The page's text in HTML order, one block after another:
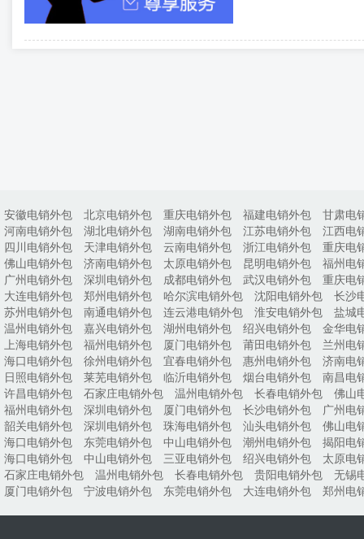
安徽电销外包 北京电销外包 重庆电销外包 福建电销外包
甘肃电
河南电销外包
湖北电销外包 湖南电销外包 江苏电销外包
江西电
四川电销外包
天津电销外包 云南电销外包 浙江电销外包
重庆电
佛山电销外包
济南电销外包 太原电销外包 昆明电销外包
福州电
广州电销外包
深圳电销外包 成都电销外包 武汉电销外包
重庆电
大连电销外包
郑州电销外包 哈尔滨电销外包 沈阳电销外包
长沙
苏州电销外包
南通电销外包 连云港电销外包 淮安电销外包
盐城
温州电销外包
嘉兴电销外包 湖州电销外包 绍兴电销外包
金华电
上海电销外包
福州电销外包 厦门电销外包 莆田电销外包
兰州电
海口电销外包
徐州电销外包 宜春电销外包 惠州电销外包
济南电
日照电销外包
莱芜电销外包 临沂电销外包 烟台电销外包
南昌电
许昌电销外包
石家庄电销外包 温州电销外包 长春电销外包
佛山
福州电销外包
深圳电销外包 厦门电销外包 长沙电销外包
广州电
韶关电销外包
深圳电销外包 珠海电销外包 汕头电销外包
佛山电
海口电销外包
东莞电销外包 中山电销外包 潮州电销外包
揭阳电
海口电销外包
中山电销外包 三亚电销外包 绍兴电销外包
太原电
石家庄电销外包
温州电销外包 长春电销外包 贵阳电销外包
无锡
厦门电销外包
宁波电销外包 东莞电销外包 大连电销外包 郑州电